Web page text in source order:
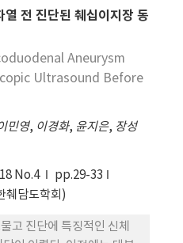
전 진단된 췌십이지장 동
Aneurysm
Ultrasound Before
민영, 이경화, 윤지은, 장성
No.4
pp.29-33
췌담도학회)
고 진단에 특징적인 신체